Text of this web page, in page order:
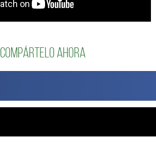
Compártelo ahora